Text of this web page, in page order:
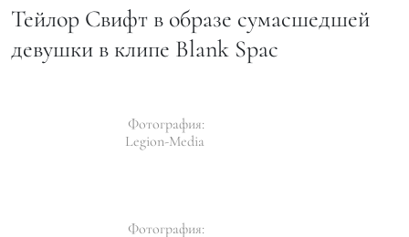
Тейлор Свифт в образе сумасшедшей
девушки в клипе Blank Spac
Фотография:
Legion-Media
Фотография: